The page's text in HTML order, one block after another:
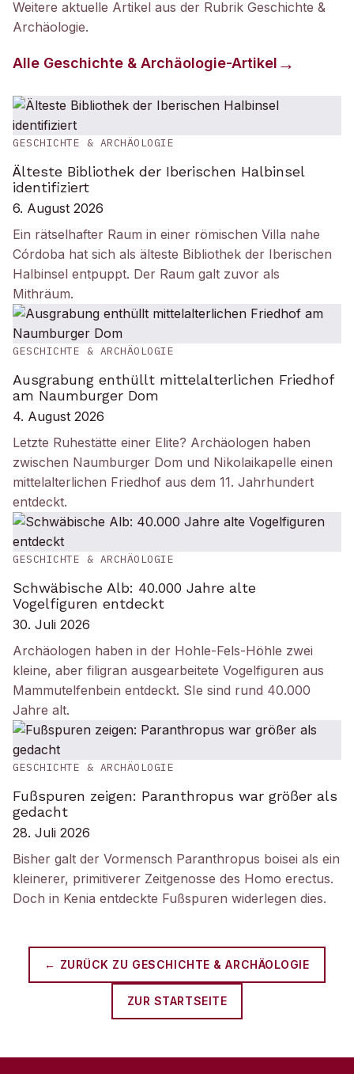
Weitere aktuelle Artikel aus der Rubrik Geschichte &
Archäologie.
Alle Geschichte & Archäologie-Artikel
GESCHICHTE & ARCHÄOLOGIE
Älteste Bibliothek der Iberischen Halbinsel
identifiziert
6. August 2026
Ein rätselhafter Raum in einer römischen Villa nahe
Córdoba hat sich als älteste Bibliothek der Iberischen
Halbinsel entpuppt. Der Raum galt zuvor als
Mithräum.
GESCHICHTE & ARCHÄOLOGIE
Ausgrabung enthüllt mittelalterlichen Friedhof
am Naumburger Dom
4. August 2026
Letzte Ruhestätte einer Elite? Archäologen haben
zwischen Naumburger Dom und Nikolaikapelle einen
mittelalterlichen Friedhof aus dem 11. Jahrhundert
entdeckt.
GESCHICHTE & ARCHÄOLOGIE
Schwäbische Alb: 40.000 Jahre alte
Vogelfiguren entdeckt
30. Juli 2026
Archäologen haben in der Hohle-Fels-Höhle zwei
kleine, aber filigran ausgearbeitete Vogelfiguren aus
Mammutelfenbein entdeckt. SIe sind rund 40.000
Jahre alt.
GESCHICHTE & ARCHÄOLOGIE
Fußspuren zeigen: Paranthropus war größer als
gedacht
28. Juli 2026
Bisher galt der Vormensch Paranthropus boisei als ein
kleinerer, primitiverer Zeitgenosse des Homo erectus.
Doch in Kenia entdeckte Fußspuren widerlegen dies.
← ZURÜCK ZU GESCHICHTE & ARCHÄOLOGIE
ZUR STARTSEITE